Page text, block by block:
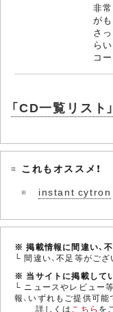
非
が
さ
ら
コ
「CD一覧リスト
これもオススメ！
instant cytron
※ 掲載情報に間違い、
└ 間違い、不足等がござ
※ 当サイトに掲載して
└ ニュースやレビュー
報、いずれもご提供可能
詳しくはこちら を